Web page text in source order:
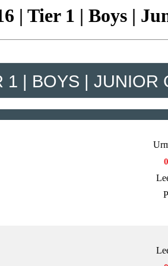
| Tier 1 | Boys |
1 | BOYS | JUNIOR